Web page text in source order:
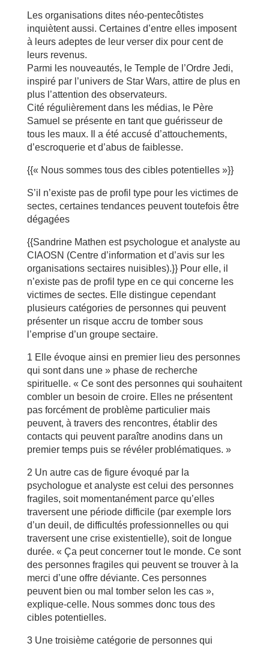
Les organisations dites néo-pentecôtistes
inquiètent aussi. Certaines d’entre elles imposent
à leurs adeptes de leur verser dix pour cent de
leurs revenus.
Parmi les nouveautés, le Temple de l’Ordre Jedi,
inspiré par l’univers de Star Wars, attire de plus en
plus l’attention des observateurs.
Cité régulièrement dans les médias, le Père
Samuel se présente en tant que guérisseur de
tous les maux. Il a été accusé d’attouchements,
d’escroquerie et d’abus de faiblesse.
{{« Nous sommes tous des cibles potentielles »}}
S’il n’existe pas de profil type pour les victimes de
sectes, certaines tendances peuvent toutefois être
dégagées
{{Sandrine Mathen est psychologue et analyste au
CIAOSN (Centre d’information et d’avis sur les
organisations sectaires nuisibles).}} Pour elle, il
n’existe pas de profil type en ce qui concerne les
victimes de sectes. Elle distingue cependant
plusieurs catégories de personnes qui peuvent
présenter un risque accru de tomber sous
l’emprise d’un groupe sectaire.
1 Elle évoque ainsi en premier lieu des personnes
qui sont dans une » phase de recherche
spirituelle. « Ce sont des personnes qui souhaitent
combler un besoin de croire. Elles ne présentent
pas forcément de problème particulier mais
peuvent, à travers des rencontres, établir des
contacts qui peuvent paraître anodins dans un
premier temps puis se révéler problématiques. »
2 Un autre cas de figure évoqué par la
psychologue et analyste est celui des personnes
fragiles, soit momentanément parce qu’elles
traversent une période difficile (par exemple lors
d’un deuil, de difficultés professionnelles ou qui
traversent une crise existentielle), soit de longue
durée. « Ça peut concerner tout le monde. Ce sont
des personnes fragiles qui peuvent se trouver à la
merci d’une offre déviante. Ces personnes
peuvent bien ou mal tomber selon les cas »,
explique-celle. Nous sommes donc tous des
cibles potentielles.
3 Une troisième catégorie de personnes qui